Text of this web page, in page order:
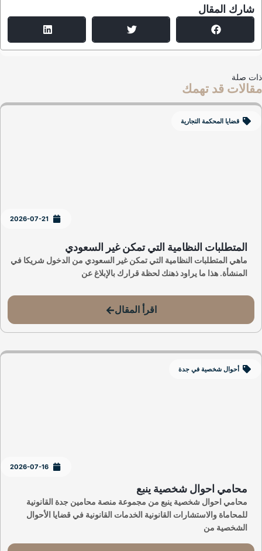
شارك المقال
صلة
قد تهمك
قضايا المحكمة التجارية
2026-07-21
المتطلبات النظامية التي تمكن غير السعودي
ماهي المتطلبات النظامية التي تمكن غير السعودي من الدخول شريكا في
المنشأة. هذا ما يراود ذهنك لحظة قرارك بالإبلاغ عن
اقرأ المقال
أحوال شخصية في جدة
2026-07-16
محامي احوال شخصية ينبع
محامي احوال شخصية ينبع من مجموعة منصة محامين جدة القانونية
للمحاماة والاستشارات القانونية الخدمات القانونية في قضايا الأحوال
الشخصية من